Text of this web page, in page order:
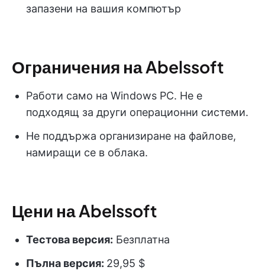
запазени на вашия компютър
Ограничения на Abelssoft
Работи само на Windows PC. Не е
подходящ за други операционни системи.
Не поддържа организиране на файлове,
намиращи се в облака.
Цени на Abelssoft
Тестова версия: Безплатна
Пълна версия: 29,95 $